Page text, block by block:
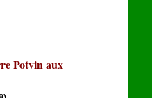
Potvin aux